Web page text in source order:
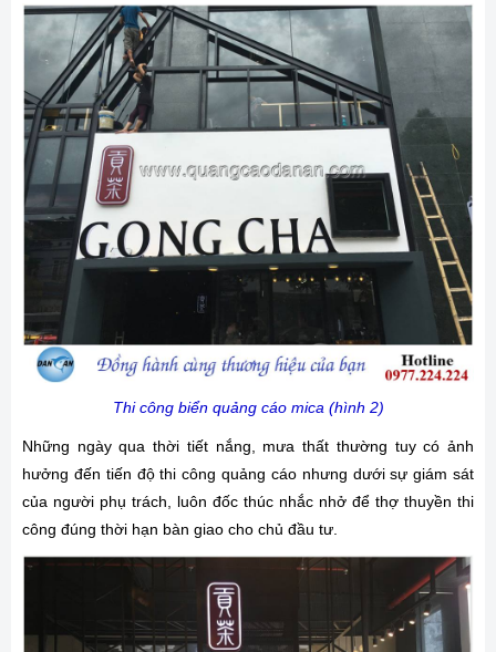
Thi công biển quảng cáo mica (hình 2)
Những ngày qua thời tiết nắng, mưa thất thường tuy có ảnh
hưởng đến tiến độ thi công quảng cáo nhưng dưới sự giám sát
của người phụ trách, luôn đốc thúc nhắc nhở để thợ thuyền thi
công đúng thời hạn bàn giao cho chủ đầu tư.